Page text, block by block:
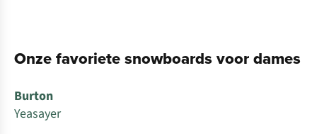
Onze favoriete snowboards voor dames
Burton
Yeasayer